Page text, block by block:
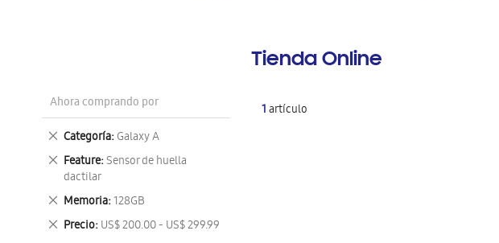
Tienda Online
1artículo
Ahora comprando por
Categoría Galaxy A
Eliminar
este
artículo
Feature Sensor de huella
dactilar
Eliminar
este
artículo
Memoria 128GB
Eliminar
este
artículo
Precio US$ 200.00 - US$ 299.99
Eliminar